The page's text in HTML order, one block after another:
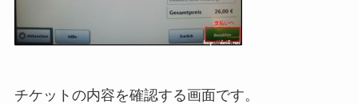
チケットの内容を確認する画面です。